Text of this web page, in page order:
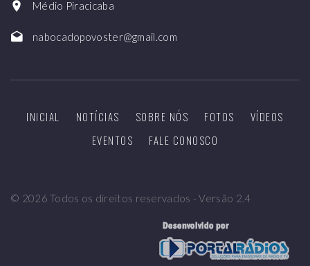
Médio Piracicaba
nabocadopovoster@gmail.com
INICIAL NOTÍCIAS SOBRE NÓS FOTOS
VÍDEOS
EVENTOS
FALE CONOSCO
© 2026 Todos os direitos reservados - Versão 2.4